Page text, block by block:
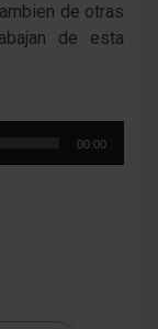
de otras
de esta
00:00